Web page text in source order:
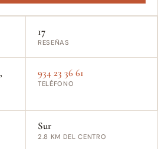
17
RESEÑAS
934 23 36 61
TELÉFONO
Sur
2.8 KM DEL CENTRO